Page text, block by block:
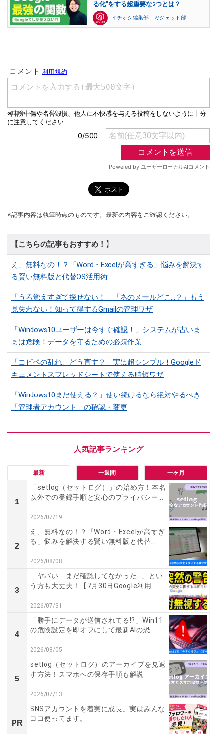
る化”をする超重要な2つとは？
イチオシ編集部 ガジェット部
※記事内容は執筆時点のものです。最新の内容をご確認ください。
【こちらの記事もおすすめ！】
え、無料なの！？「Word・Excelが高すぎる」悩みを解決す
る賢い無料版と代替OS活用術
「うろ覚えすぎて探せない！」「あのメールどこ...？」もう
見失わない！知って得するGmailの管理ワザ
「Windows10ユーザーは今すぐ確認！」システムが古いま
まは危険！データを守るための必須作業
「コピペの乱れ、どう直す？」実は超シンプル！Googleド
キュメントスプレッドシートで使える時短ワザ
「Windows10まだ使える？」使い続けるなら絶対やるべき
「管理者アカウント」の確認・変更
最新 一週間 一ヶ月
1
「setlog（セットログ）」の始め方！本名
以外での登録手順と安心のプライバシー...
2026/07/19
2
え、無料なの！？「Word・Excelが高すぎ
る」悩みを解決する賢い無料版と代替...
2026/08/08
3
「ヤバい！まだ確認してなかった…」とい
う方も大丈夫！【7月30日Google利用...
2026/07/31
4
「勝手にデータが送信されてる!?」Win11
の危険設定を即オフにして最新AIの恐...
2026/08/05
5
setlog（セットログ）のアーカイブを見返
す方法！スマホへの保存手順も解説
2026/07/13
PR
SNSアカウントを着実に成長。実はみんな
ココ使ってます。